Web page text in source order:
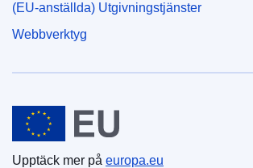
(EU-anställda) Utgivningstjänster
Webbverktyg
Europeiska unionen
Upptäck mer på europa.eu